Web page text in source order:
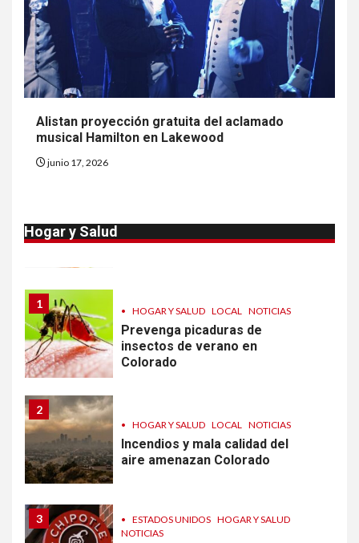
Alistan proyección gratuita del aclamado
musical Hamilton en Lakewood
junio 17, 2026
Hogar y Salud
Más casos de sarampión en
EEUU este año que en 2025
9 ESTADOS UNIDOS
HOGAR Y SALUD
NOTICIAS
Van 4,100 casos confirmados
por parásito que causa
diarrea en EEUU
Sigue investigación sobre
Taylor Farms por lechuga
1
• HOGAR Y SALUD LOCAL NOTICIAS
Prevenga picaduras de
insectos de verano en
Colorado
2
• HOGAR Y SALUD LOCAL NOTICIAS
Incendios y mala calidad del
aire amenazan Colorado
3 • ESTADOS UNIDOS HOGAR Y SALUD
NOTICIAS